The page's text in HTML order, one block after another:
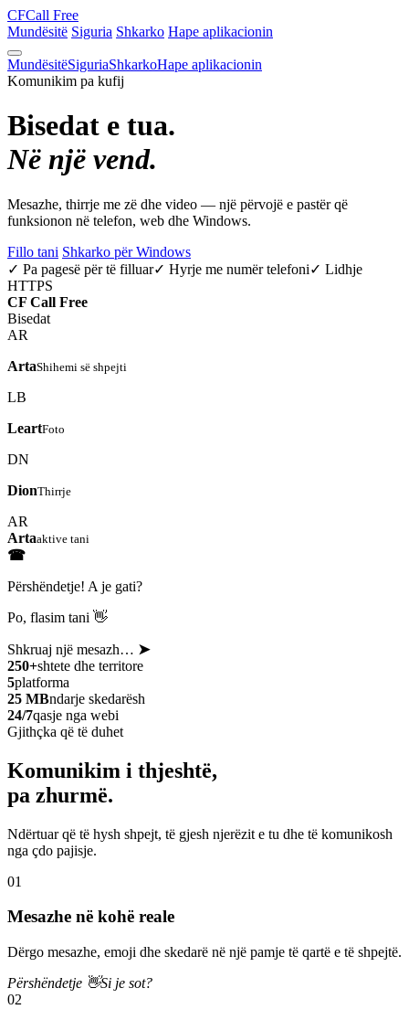
CFCall Free
Mundësitë Siguria Shkarko Hape aplikacionin
MundësitëSiguriaShkarkoHape aplikacionin
Komunikim pa kufij
Bisedat e tua.
Në një vend.
Mesazhe, thirrje me zë dhe video — një përvojë e pastër që
funksionon në telefon, web dhe Windows.
Fillo tani Shkarko për Windows
✓ Pa pagesë për të filluar✓ Hyrje me numër telefoni✓ Lidhje
HTTPS
CF Call Free
Bisedat
AR
ArtaShihemi së shpejti
LB
LeartFoto
DN
DionThirrje
AR
Artaaktive tani
☎
Përshëndetje! A je gati?
Po, flasim tani 👋
Shkruaj një mesazh… ➤
250+shtete dhe territore
5platforma
25 MBndarje skedarësh
24/7qasje nga webi
Gjithçka që të duhet
Komunikim i thjeshtë,
pa zhurmë.
Ndërtuar që të hysh shpejt, të gjesh njerëzit e tu dhe të komunikosh
nga çdo pajisje.
01
Mesazhe në kohë reale
Dërgo mesazhe, emoji dhe skedarë në një pamje të qartë e të shpejtë.
Përshëndetje 👋Si je sot?
02